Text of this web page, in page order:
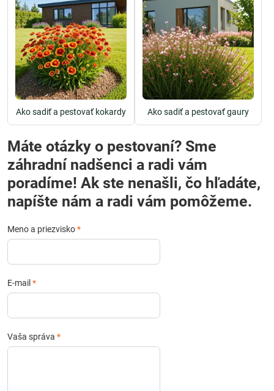
Ako sadiť a pestovať kokardy Ako sadiť a pestovať gaury
Máte otázky o pestovaní? Sme
záhradní nadšenci a radi vám
poradíme! Ak ste nenašli, čo hľadáte,
napíšte nám a radi vám pomôžeme.
Meno a priezvisko*
E-mail *
Vaša správa *